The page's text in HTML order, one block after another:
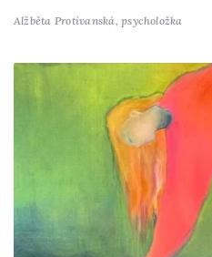
Alžběta Protivanská,psycholožka